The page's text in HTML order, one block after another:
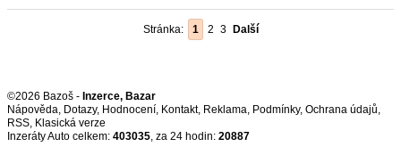
Stránka: 1 2 3 Další
©2026 Bazoš - Inzerce, Bazar
Nápověda, Dotazy, Hodnocení, Kontakt, Reklama, Podmínky, Ochrana údajů,
RSS,
Inzeráty Auto celkem: 403035, za 24 hodin: 20887